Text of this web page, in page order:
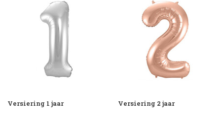
Versiering 1 jaar Versiering 2 jaar